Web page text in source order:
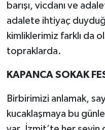
barışı, vicdanı ve
adalete ihtiyaç
kimliklerimiz farklı da
topraklarda.
KAPANCA SOKAK
Birbirimizi anlamak,
kucaklaşmaya bu